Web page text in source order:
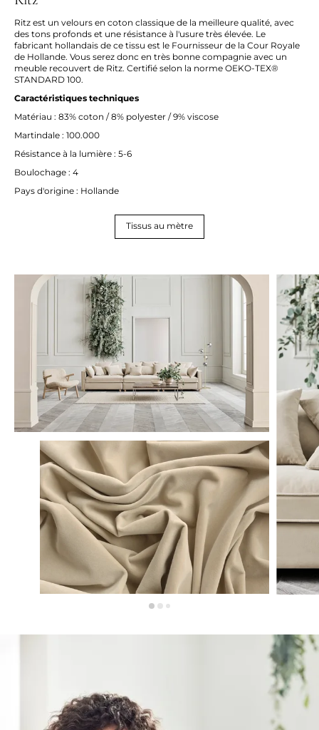
Ritz est un velours en coton classique de la meilleure qualité, avec
des tons profonds et une résistance à l'usure très élevée. Le
fabricant hollandais de ce tissu est le Fournisseur de la Cour Royale
de Hollande. Vous serez donc en très bonne compagnie avec un
meuble recouvert de Ritz. Certifié selon la norme OEKO-TEX®
STANDARD 100.
Caractéristiques techniques
Matériau : 83% coton / 8% polyester / 9% viscose
Martindale : 100.000
Résistance à la lumière : 5-6
Boulochage : 4
Pays d'origine : Hollande
Tissus au mètre